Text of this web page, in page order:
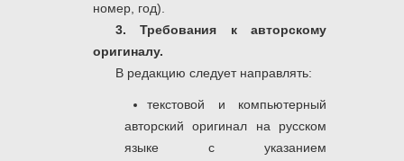
номер, год).
3. Требования к авторскому
оригиналу.
В редакцию следует направлять:
текстовой и компьютерный
авторский оригинал на русском
языке с указанием